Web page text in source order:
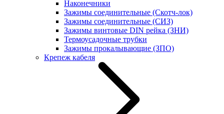
Наконечники
Зажимы соединительные (Скотч-лок)
Зажимы соединительные (СИЗ)
Зажимы винтовые DIN рейка (ЗНИ)
Термоусадочные трубки
Зажимы прокалывающие (ЗПО)
Крепеж кабеля